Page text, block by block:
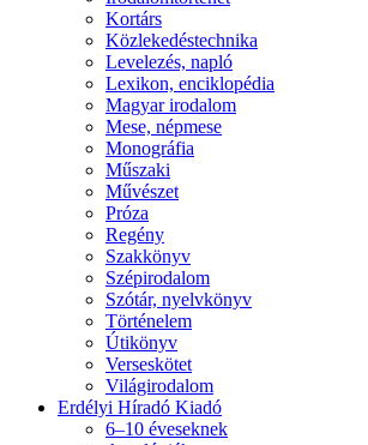
Kortárs
Közlekedéstechnika
Levelezés, napló
Lexikon, enciklopédia
Magyar irodalom
Mese, népmese
Monográfia
Műszaki
Művészet
Próza
Regény
Szakkönyv
Szépirodalom
Szótár, nyelvkönyv
Történelem
Útikönyv
Verseskötet
Világirodalom
Erdélyi Híradó Kiadó
6–10 éveseknek